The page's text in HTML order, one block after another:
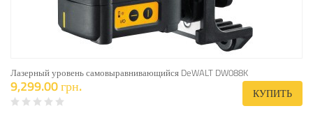
Лазерный уровень самовыравнивающийся DeWALT DW088K
9,299.00 грн. КУПИТЬ